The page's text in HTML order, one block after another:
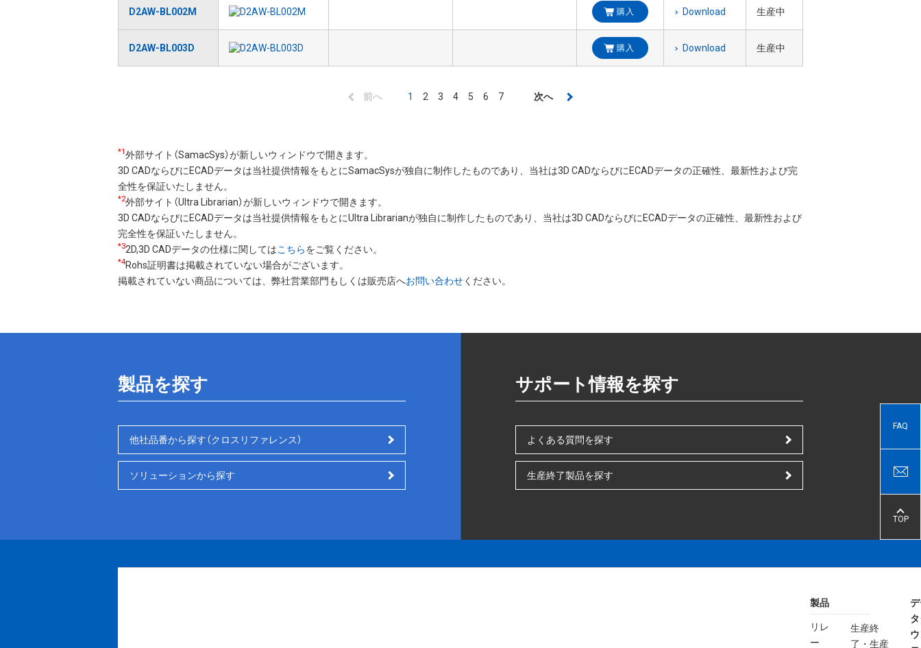
D2AW-BL002M 購入 Download 生産中
D2AW-BL003D 購入 Download 生産中
送
り
前
前へ
カ
ペ
ジ
1 Page
2 Page
3 Page
4 Page
5 Page
6 Page
7
次
次へ
*1外部サイト（SamacSys）が新しいウィンドウで開きます。
3D CADならびにECADデータは当社提供情報をもとにSamacSysが独自に制作したものであり、当社は3D CADならびにECADデータの正確性、最新性および完
全性を保証いたしません。
*2外部サイト（Ultra Librarian）が新しいウィンドウで開きます。
3D CADならびにECADデータは当社提供情報をもとにUltra Librarianが独自に制作したものであり、当社は3D CADならびにECADデータの正確性、最新性および
完全性を保証いたしません。
*32D,3D CADデータの仕様に関してはこちらをご覧ください。
*4Rohs証明書は掲載されていない場合がございます。
掲載されていない商品については、弊社営業部門もしくは販売店へお問い合わせください。
製品を探す
他社品番から探す（クロスリファレンス）
ソリューションから探す
サポート情報を探す
よくある質問を探す
生産終了製品を探す
FAQ
TOP
製品
リレ
ー
生産終
了・生産